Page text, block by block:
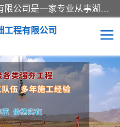
湖南业峻强夯基础工程有限公司是一家专业从事湖南强夯基础工程、强夯机租赁，地基处理的施工单位。业务覆盖：湖南、广东，江西等地。可承接1000KN.m-25000KN.m强夯（置换）工程。公司创始人是国内较早期从事强夯施工的建设者，经过多年的一步一个脚印的发展，在行业内具有较高的度和良好的口碑。
工程有限公司
强夯机租赁
强夯施工队伍